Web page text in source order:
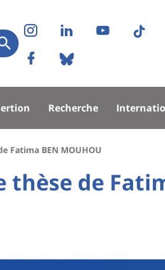
Soumettre
Réseaux
sociaux
Instagram
LinkedInYoutube
FacebookBluesky
Recherche
Fatima BEN MOUHOU
thèse de